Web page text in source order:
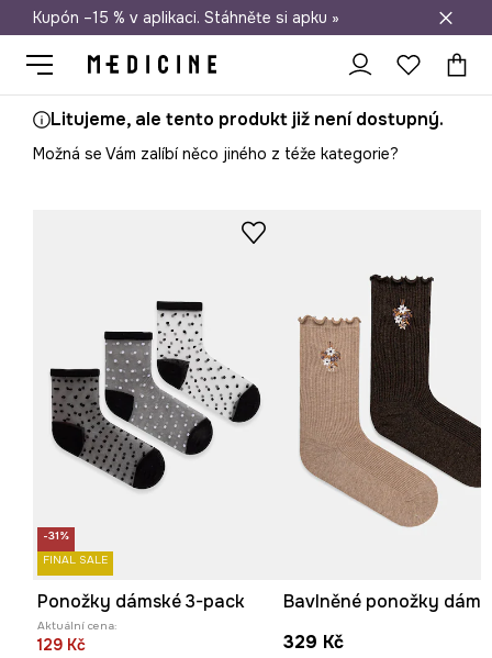
Doprava zdarma při nákupu nad 1 200 Kč
Kupón –15 % v aplikaci. Stáhněte si apku »
Litujeme, ale tento produkt již není dostupný.
Možná se Vám zalíbí něco jiného z téže kategorie?
-31%
FINAL SALE
Ponožky dámské 3-pack
Aktuální cena:
129 Kč 329 Kč